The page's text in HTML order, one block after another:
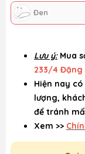
Đen
Lưu ý: Mua
233/4 Đặng
Hiện nay
lượng,
để tránh
Xem >>